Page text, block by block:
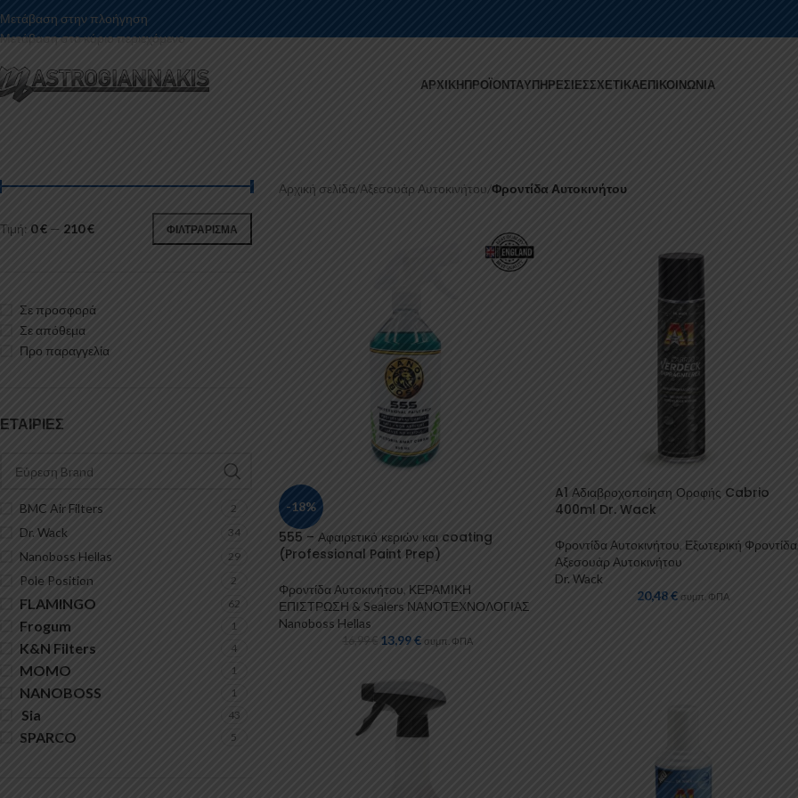
Μετάβαση στην πλοήγηση
Μετάβαση στο κύριο περιεχόμενο
ΑΡΧΙΚΉΠΡΟΪΌΝΤΑΥΠΗΡΕΣΊΕΣΣΧΕΤΙΚΆΕΠΙΚΟΙΝΩΝΊΑ
ΦΙΛΤΡΆΡΙΣΜΑ
Τιμή: 0 € — 210 €
Σε προσφορά
Σε απόθεμα
Προ παραγγελία
ΕΤΑΙΡΊΕΣ
BMC Air Filters 2
Dr. Wack 34
Nanoboss Hellas 29
Pole Position 2
FLAMINGO 62
Frogum 1
K&N Filters 4
MOMO 1
NANOBOSS 1
Sia 43
SPARCO 5
Αρχική σελίδα/Αξεσουάρ Αυτοκινήτου/Φροντίδα Αυτοκινήτου
-18%
555 – Αφαιρετικό κεριών και coating
(Professional Paint Prep)
Φροντίδα Αυτοκινήτου ΚΕΡΑΜΙΚΗ
ΕΠΙΣΤΡΩΣΗ & Sealers ΝΑΝΟΤΕΧΝΟΛΟΓΙΑΣ
Nanoboss Hellas
16,99€ 13,99€ συμπ. ΦΠΑ
A1 Αδιαβροχοποίηση Οροφής Cabrio
400ml Dr. Wack
Φροντίδα Αυτοκινήτου Εξωτερική Φροντίδα
Αξεσουάρ Αυτοκινήτου
Dr. Wack
20,48€ συμπ. ΦΠΑ